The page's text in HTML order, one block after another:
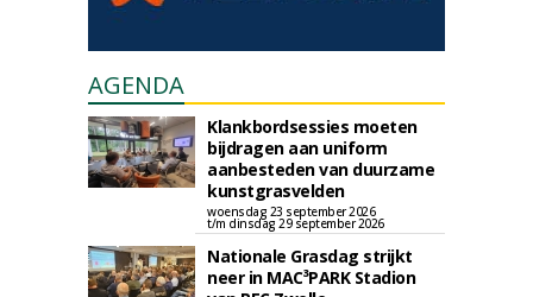
AGENDA
Klankbordsessies moeten
bijdragen aan uniform
aanbesteden van duurzame
kunstgrasvelden
woensdag 23 september 2026
t/m dinsdag 29 september 2026
Nationale Grasdag strijkt
neer in MAC³PARK Stadion